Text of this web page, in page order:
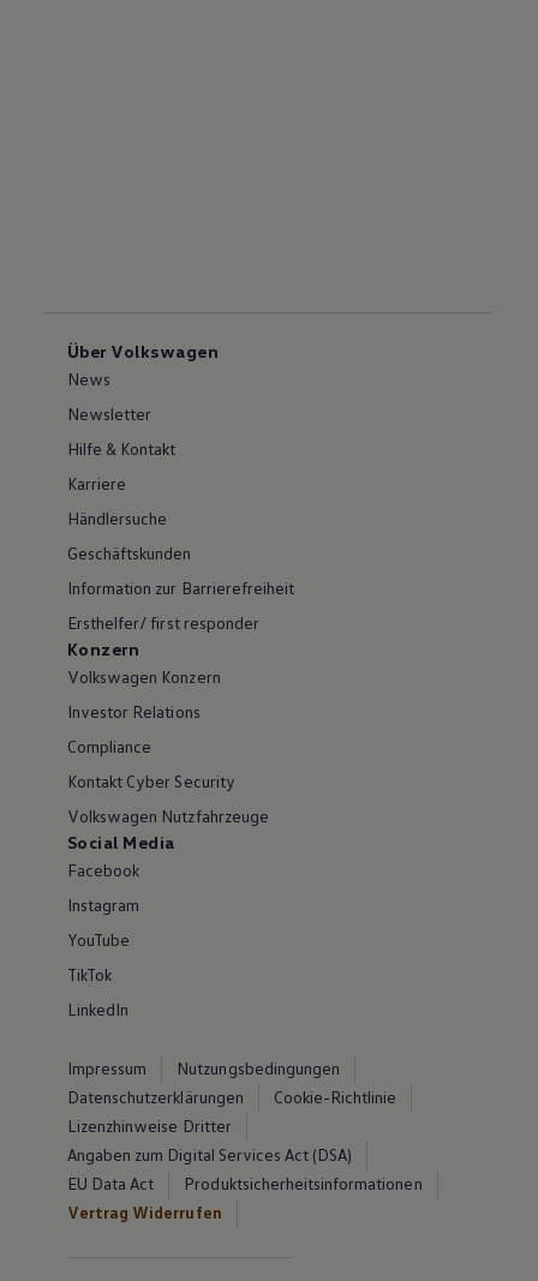
Über Volkswagen
News
Newsletter
Hilfe & Kontakt
Karriere
Händlersuche
Geschäftskunden
Information zur Barrierefreiheit
Ersthelfer/ first responder
Konzern
Volkswagen Konzern
Investor Relations
Compliance
Kontakt Cyber Security
Volkswagen Nutzfahrzeuge
Social Media
Facebook
Instagram
YouTube
TikTok
LinkedIn
Impressum
Nutzungsbedingungen
Datenschutzerklärungen
Cookie-Richtlinie
Lizenzhinweise Dritter
Angaben zum Digital Services Act (DSA)
EU Data Act
Produktsicherheitsinformationen
Vertrag Widerrufen